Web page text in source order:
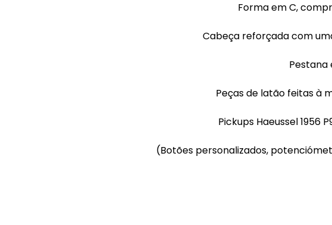
Forma em C,
Cabeça reforçada com
Pestana
Peças de latão feitas à
Pickups Haeussel 1956
(Botões personalizados,